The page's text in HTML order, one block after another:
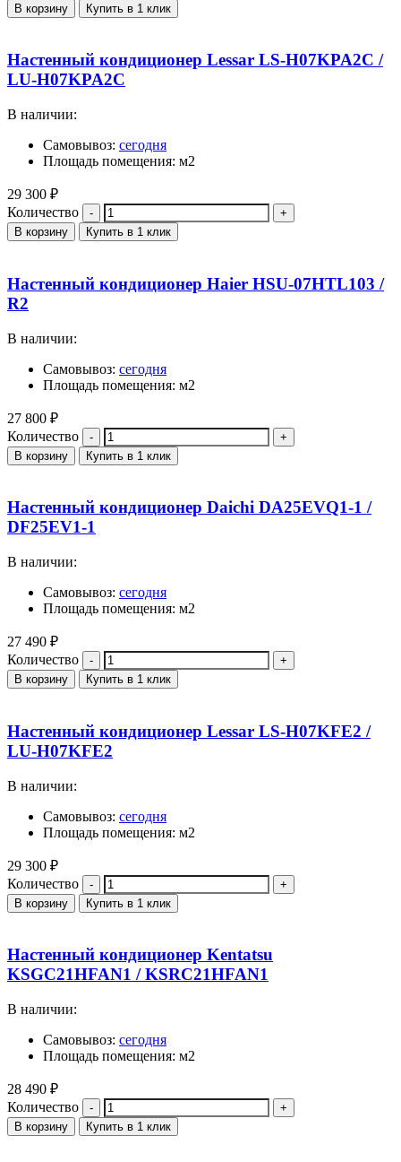
В корзину Купить в 1 клик
Настенный кондиционер Lessar LS-H07KPA2C /
LU-H07KPA2C
В наличии:
Самовывоз: сегодня
Площадь помещения: м2
29 300 ₽
Количество
В корзину Купить в 1 клик
Настенный кондиционер Haier HSU-07HTL103 /
R2
В наличии:
Самовывоз: сегодня
Площадь помещения: м2
27 800 ₽
Количество
В корзину Купить в 1 клик
Настенный кондиционер Daichi DA25EVQ1-1 /
DF25EV1-1
В наличии:
Самовывоз: сегодня
Площадь помещения: м2
27 490 ₽
Количество
В корзину Купить в 1 клик
Настенный кондиционер Lessar LS-H07KFE2 /
LU-H07KFE2
В наличии:
Самовывоз: сегодня
Площадь помещения: м2
29 300 ₽
Количество
В корзину Купить в 1 клик
Настенный кондиционер Kentatsu
KSGC21HFAN1 / KSRC21HFAN1
В наличии:
Самовывоз: сегодня
Площадь помещения: м2
28 490 ₽
Количество
В корзину Купить в 1 клик